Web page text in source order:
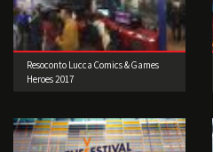
Resoconto Lucca Comics & Games
Heroes 2017